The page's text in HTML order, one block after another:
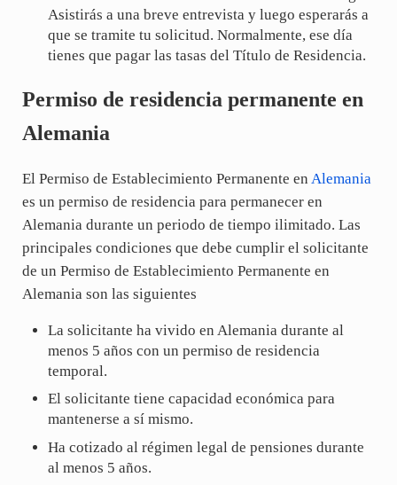
Asistirás a una breve entrevista y luego esperarás a
que se tramite tu solicitud. Normalmente, ese día
tienes que pagar las tasas del Título de Residencia.
Permiso de residencia permanente en
Alemania
El Permiso de Establecimiento Permanente en Alemania
es un permiso de residencia para permanecer en
Alemania durante un periodo de tiempo ilimitado. Las
principales condiciones que debe cumplir el solicitante
de un Permiso de Establecimiento Permanente en
Alemania son las siguientes
La solicitante ha vivido en Alemania durante al
menos 5 años con un permiso de residencia
temporal.
El solicitante tiene capacidad económica para
mantenerse a sí mismo.
Ha cotizado al régimen legal de pensiones durante
al menos 5 años.